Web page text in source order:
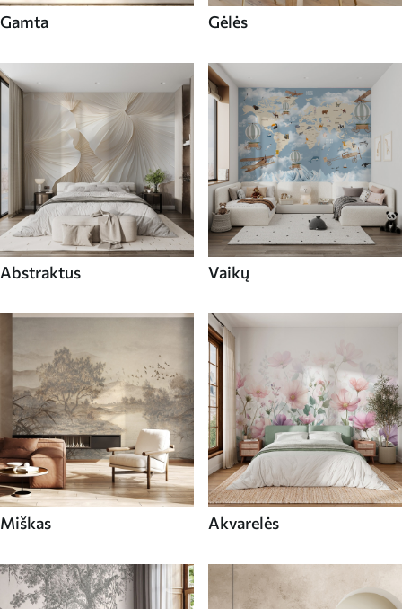
Gamta Gėlės
Abstraktus Vaikų
Miškas Akvarelės